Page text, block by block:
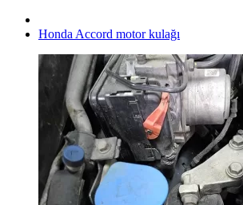
Honda Accord motor kulağı